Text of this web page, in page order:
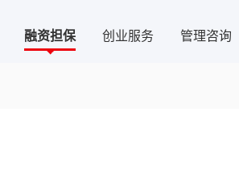
融资担保 创业服务 管理咨询